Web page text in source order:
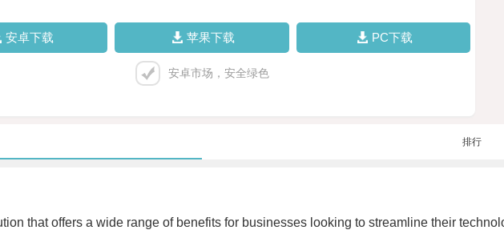
安卓下载 苹果下载 PC下载
安卓市场，安全绿色
排行
that offers a wide range of benefits for businesses looking to streamline their